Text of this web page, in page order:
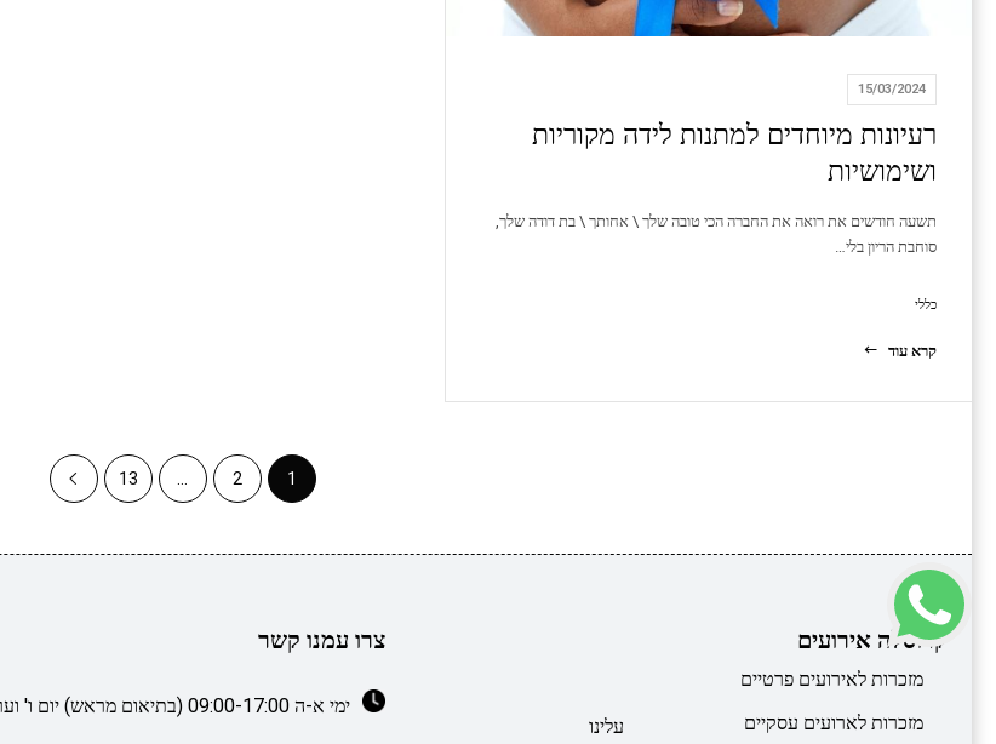
15/03/2024
רעיונות מיוחדים למתנות לידה מקוריות
ושימושיות
תשעה חודשים את רואה את החברה הכי טובה שלך \ אחותך \ בת דודה שלך,
סוחבת הריון בלי…
כללי
קרא עוד
1
2
13
קרוסלה אירועים
מזכרות לאירועים פרטיים
מזכרות לארועים עסקיים
עלינו
צרו עמנו קשר
ימי א-ה 09:00-17:00 (בתיאום מראש) יום ו' וערבי חג (סגור)